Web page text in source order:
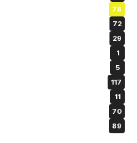
78
72
29
1
5
117
11
70
89